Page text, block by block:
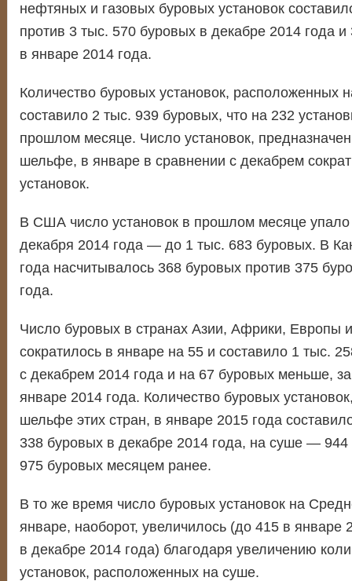
нефтяных и газовых буровых установок
против 3 тыс. 570 буровых в декабре 2014 года и
в январе 2014 года.
Количество буровых установок, расположенных
составило 2 тыс. 939 буровых, что на 232
прошлом месяце. Число установок,
шельфе, в январе в сравнении с декабрем
установок.
В США число установок в прошлом месяце упало
декабря 2014 года — до 1 тыс. 683 буровых. В
года насчитывалось 368 буровых против 375
года.
Число буровых в странах Азии, Африки, Европы
сократилось в январе на 55 и составило 1 тыс.
с декабрем 2014 года и на 67 буровых меньше,
январе 2014 года. Количество буровых
шельфе этих стран, в январе 2015 года
338 буровых в декабре 2014 года, на суше — 944
975 буровых месяцем ранее.
В то же время число буровых установок на
январе, наоборот, увеличилось (до 415 в январе
в декабре 2014 года) благодаря увеличению
установок, расположенных на суше.